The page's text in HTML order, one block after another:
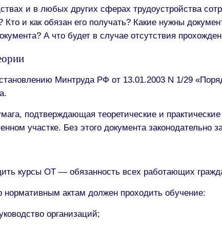
и в любых других сферах трудоустройства
Кто и как обязан его получать? Какие нужны
А что будет в случае отсутствия
Минтруда РФ от 13.01.2003 N 1/29
подтверждающая теоретические и
участке. Без этого документа
курсы ОТ — обязанность всех работающих
нормативным актам должен проходить обучение:
организаций;